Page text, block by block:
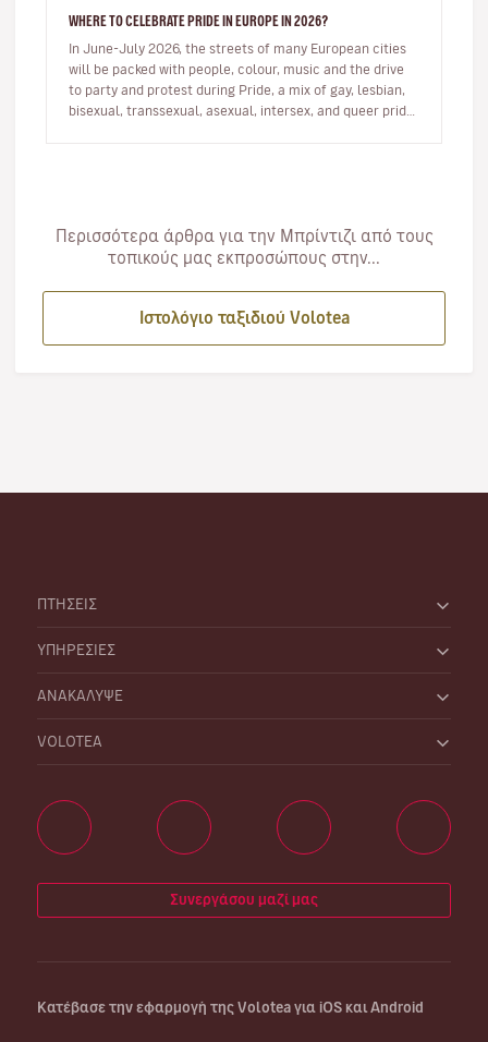
WHERE TO CELEBRATE PRIDE IN EUROPE IN 2026?
In June-July 2026, the streets of many European cities
will be packed with people, colour, music and the drive
to party and protest during Pride, a mix of gay, lesbian,
bisexual, transsexual, asexual, intersex, and queer pride
Περισσότερα άρθρα για την Μπρίντιζι από τους
τοπικούς μας εκπροσώπους στην...
Ιστολόγιο ταξιδιού Volotea
ΠΤΗΣΕΙΣ
ΥΠΗΡΕΣΙΕΣ
ΑΝΑΚΑΛΥΨΕ
VOLOTEA
Συνεργάσου μαζί μας
Κατέβασε την εφαρμογή της Volotea για iOS και Android